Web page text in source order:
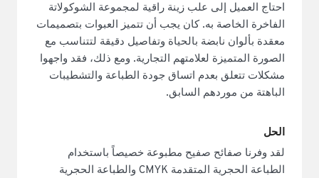
احتاج العميل إلى علب زينة راقية لمجموعة الشوكولاتة
الفاخرة الخاصة به. كان يجب أن تتميز العبوات بتصميمات
معقدة بألوان نابضة بالحياة وتفاصيل دقيقة لتتناسب مع
الصورة المتميزة لعلامتهم التجارية. ومع ذلك، فقد واجهوا
مشكلات تتعلق بعدم اتساق جودة الطباعة والتشطيبات
الباهتة من موردهم السابق.
الحل
لقد وفرنا صفائح صفيح مطبوعة خصيصاً باستخدام
الطباعة الحجرية المتقدمة CMYK والطباعة الحجرية